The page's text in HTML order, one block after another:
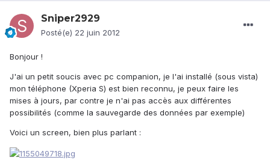
Sniper2929
Posté(e) 22 juin 2012
Bonjour !
J'ai un petit soucis avec pc companion, je l'ai installé (sous vista)
mon téléphone (Xperia S) est bien reconnu, je peux faire les
mises à jours, par contre je n'ai pas accès aux différentes
possibilités (comme la sauvegarde des données par exemple)
Voici un screen, bien plus parlant :